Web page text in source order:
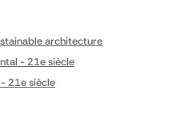
architecture
- 21e siècle
21e siècle